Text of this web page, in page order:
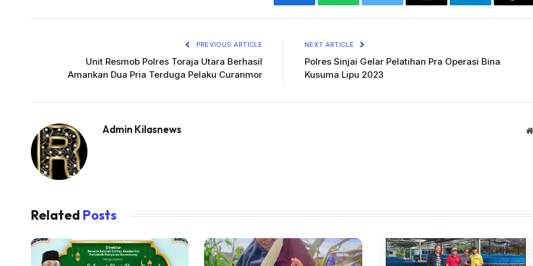
Facebook WhatsAppTwitter Email Telegram
PREVIOUS ARTICLE
Unit Resmob Polres Toraja Utara Berhasil
Amankan Dua Pria Terduga Pelaku Curanmor
NEXT ARTICLE
Polres Sinjai Gelar Pelatihan Pra Operasi Bina
Kusuma Lipu 2023
Admin Kilasnews
Related Posts